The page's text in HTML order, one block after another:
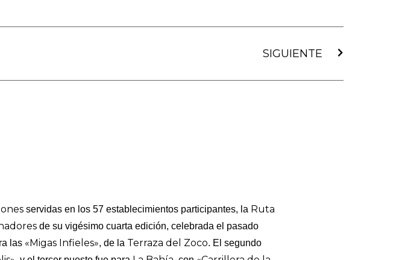
SIGUIENTE
servidas en los 57 establecimientos participantes, la Ruta
de su vigésimo cuarta edición, celebrada el pasado
las «Migas Infieles», de la Terraza del Zoco. El segundo